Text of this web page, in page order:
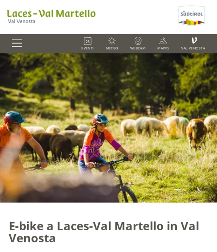
EVENTI METEO WEBCAM MAPPS
V
VAL VENOSTA
E-bike a Laces-Val Martello in Val
Venosta